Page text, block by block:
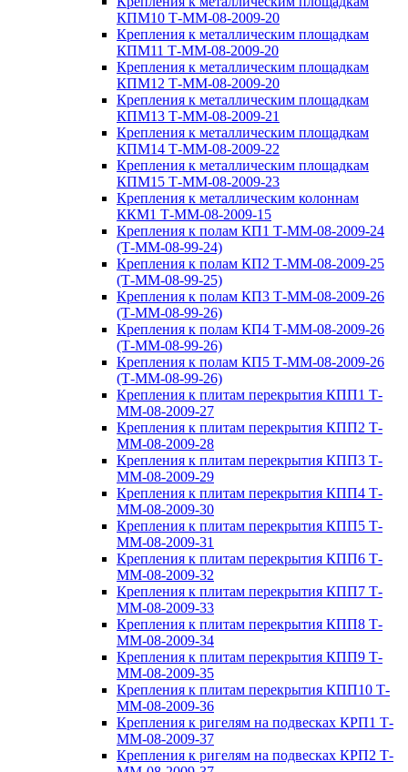
КПМ10 Т-ММ-08-2009-20
Крепления к металлическим площадкам
КПМ11 Т-ММ-08-2009-20
Крепления к металлическим площадкам
КПМ12 Т-ММ-08-2009-20
Крепления к металлическим площадкам
КПМ13 Т-ММ-08-2009-21
Крепления к металлическим площадкам
КПМ14 Т-ММ-08-2009-22
Крепления к металлическим площадкам
КПМ15 Т-ММ-08-2009-23
Крепления к металлическим колоннам
ККМ1 Т-ММ-08-2009-15
Крепления к полам КП1 Т-ММ-08-2009-24
(Т-ММ-08-99-24)
Крепления к полам КП2 Т-ММ-08-2009-25
(Т-ММ-08-99-25)
Крепления к полам КП3 Т-ММ-08-2009-26
(Т-ММ-08-99-26)
Крепления к полам КП4 Т-ММ-08-2009-26
(Т-ММ-08-99-26)
Крепления к полам КП5 Т-ММ-08-2009-26
(Т-ММ-08-99-26)
Крепления к плитам перекрытия КПП1 Т-
ММ-08-2009-27
Крепления к плитам перекрытия КПП2 Т-
ММ-08-2009-28
Крепления к плитам перекрытия КПП3 Т-
ММ-08-2009-29
Крепления к плитам перекрытия КПП4 Т-
ММ-08-2009-30
Крепления к плитам перекрытия КПП5 Т-
ММ-08-2009-31
Крепления к плитам перекрытия КПП6 Т-
ММ-08-2009-32
Крепления к плитам перекрытия КПП7 Т-
ММ-08-2009-33
Крепления к плитам перекрытия КПП8 Т-
ММ-08-2009-34
Крепления к плитам перекрытия КПП9 Т-
ММ-08-2009-35
Крепления к плитам перекрытия КПП10 Т-
ММ-08-2009-36
Крепления к ригелям на подвесках КРП1 Т-
ММ-08-2009-37
Крепления к ригелям на подвесках КРП2 Т-